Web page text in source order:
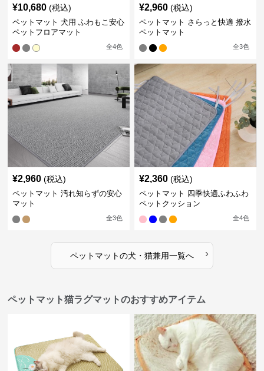
¥10,680 (税込)
ペットマット 犬用 ふわもこ安心
ペットフロアマット
全4色
¥2,960 (税込)
ペットマット さらっと快適 撥水
ペットマット
全3色
¥2,960 (税込)
ペットマット 汚れ知らずの安心
マット
全3色
¥2,360 (税込)
ペットマット 四季快適ふわふわ
ペットクッション
全4色
ペットマットの犬・猫兼用一覧へ ›
ペットマット猫ラグマットのおすすめアイテム